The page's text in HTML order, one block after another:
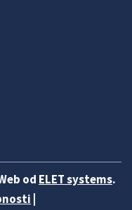
od ELET systems.